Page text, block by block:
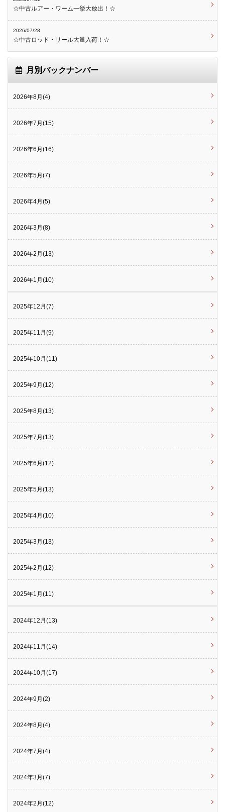
☆中古ルアー・ワーム一挙大放出！☆
2026/07/28
☆中古ロッド・リール大量入荷！☆
月別バックナンバー
2026年8月(4)
2026年7月(15)
2026年6月(16)
2026年5月(7)
2026年4月(5)
2026年3月(8)
2026年2月(13)
2026年1月(10)
2025年12月(7)
2025年11月(9)
2025年10月(11)
2025年9月(12)
2025年8月(13)
2025年7月(13)
2025年6月(12)
2025年5月(13)
2025年4月(10)
2025年3月(13)
2025年2月(12)
2025年1月(11)
2024年12月(13)
2024年11月(14)
2024年10月(17)
2024年9月(2)
2024年8月(4)
2024年7月(4)
2024年3月(7)
2024年2月(12)